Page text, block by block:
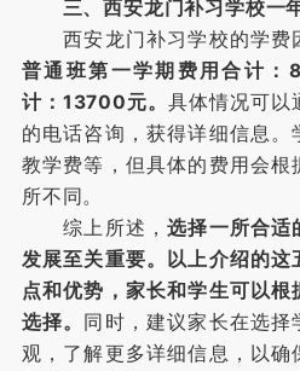
三、西安龙门补习学校一年
西安龙门补习学校的学费
普通班第一学期费用合计：
计：13700元。 具体情况可
的电话咨询，获得详细信息。
教学费等，但具体的费用会
所不同。
综上所述，选择一所合适
发展至关重要。以上介绍的
点和优势，家长和学生可以
选择。 同时，建议家长在选择
观，了解更多详细信息，以确